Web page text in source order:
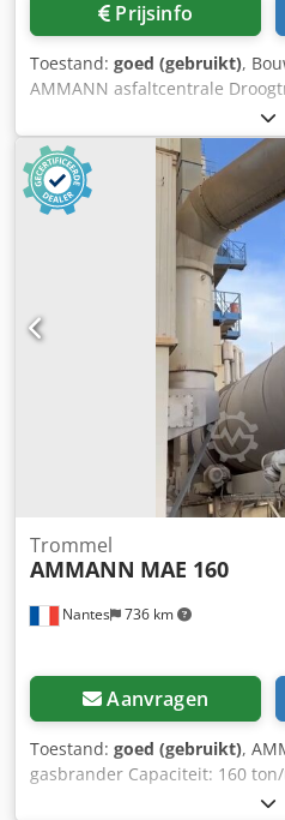
Prijsinfo
Toestand: goed (gebruikt),
AMMANN asfaltcentrale
Credpfx Akjxqpvtjlsf Filter:
2013 Capaciteit: 160 ton/uur
gedemonteerd
Nantes 736 km
Trommel
AMMANN MAE 160
Aanvragen
Toestand: goed (gebruikt),
gasbrander Capaciteit: 160